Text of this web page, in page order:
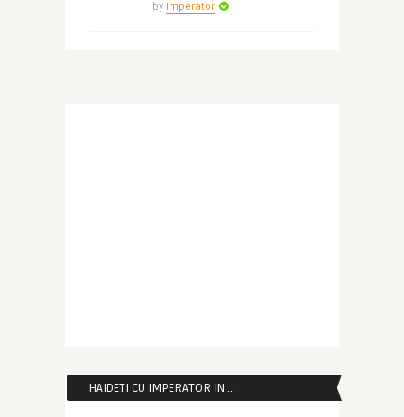
by Imperator
HAIDETI CU IMPERATOR IN …